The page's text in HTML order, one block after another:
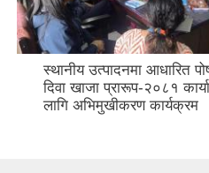
स्थानीय उत्पादनमा आधारित
दिवा खाजा प्रारूप-२०८१
लागि अभिमुखीकरण कार्यक्रम